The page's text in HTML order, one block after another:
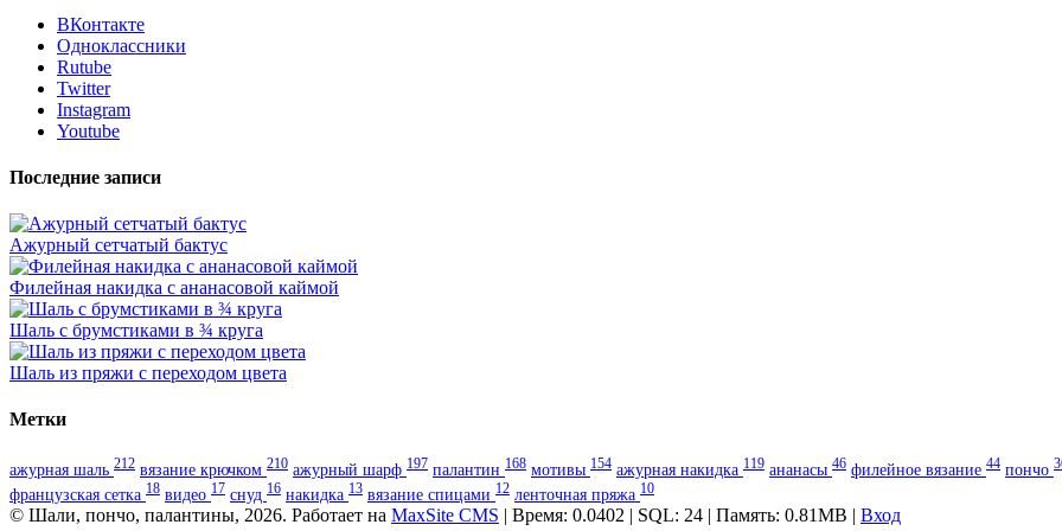
ВКонтакте
Одноклассники
Rutube
Twitter
Instagram
Youtube
Последние записи
Ажурный сетчатый бактус
Филейная накидка с ананасовой каймой
Шаль с брумстиками в ¾ круга
Шаль из пряжи с переходом цвета
Метки
ажурная шаль 212 вязание крючком 210 ажурный шарф 197 палантин 168 мотивы 154 ажурная накидка 119 ананасы 46 филейное вязание 44 пончо
французская сетка 18 видео 17 снуд 16 накидка 13 вязание спицами 12 ленточная пряжа 10
© Шали, пончо, палантины, 2026. Работает на MaxSite CMS | Время: 0.0402 | SQL: 24 | Память: 0.81MB | Вход